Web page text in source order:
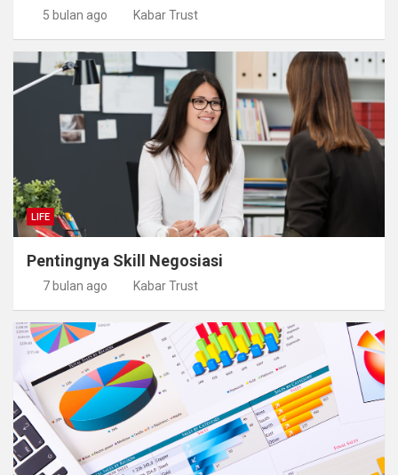
5 bulan ago Kabar Trust
LIFE
Pentingnya Skill Negosiasi
7 bulan ago Kabar Trust